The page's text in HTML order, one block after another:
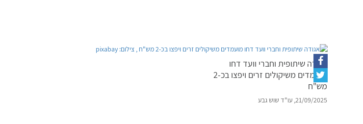
אגודה שיתופית וחברי וועד דחו
מועמדים משיקולים זרים ויפצו בכ-2
מש"ח
21/09/2025, עו"ד שוש גבע